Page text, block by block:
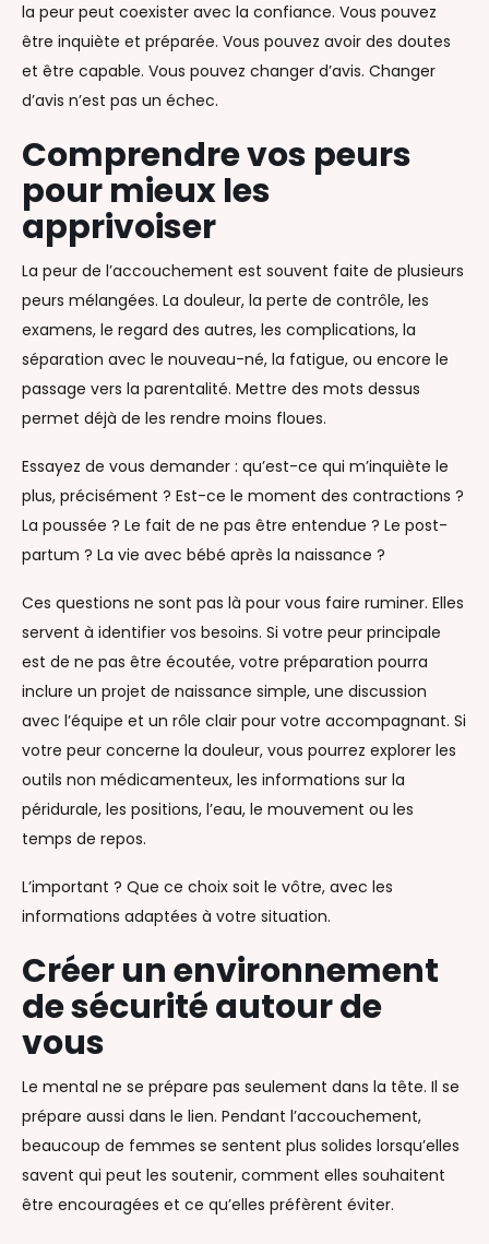
la peur peut coexister avec la confiance. Vous pouvez
être inquiète et préparée. Vous pouvez avoir des doutes
et être capable. Vous pouvez changer d’avis. Changer
d’avis n’est pas un échec.
Comprendre vos peurs
pour mieux les
apprivoiser
La peur de l’accouchement est souvent faite de plusieurs
peurs mélangées. La douleur, la perte de contrôle, les
examens, le regard des autres, les complications, la
séparation avec le nouveau-né, la fatigue, ou encore le
passage vers la parentalité. Mettre des mots dessus
permet déjà de les rendre moins floues.
Essayez de vous demander : qu’est-ce qui m’inquiète le
plus, précisément ? Est-ce le moment des contractions ?
La poussée ? Le fait de ne pas être entendue ? Le post-
partum ? La vie avec bébé après la naissance ?
Ces questions ne sont pas là pour vous faire ruminer. Elles
servent à identifier vos besoins. Si votre peur principale
est de ne pas être écoutée, votre préparation pourra
inclure un projet de naissance simple, une discussion
avec l’équipe et un rôle clair pour votre accompagnant. Si
votre peur concerne la douleur, vous pourrez explorer les
outils non médicamenteux, les informations sur la
péridurale, les positions, l’eau, le mouvement ou les
temps de repos.
L’important ? Que ce choix soit le vôtre, avec les
informations adaptées à votre situation.
Créer un environnement
de sécurité autour de
vous
Le mental ne se prépare pas seulement dans la tête. Il se
prépare aussi dans le lien. Pendant l’accouchement,
beaucoup de femmes se sentent plus solides lorsqu’elles
savent qui peut les soutenir, comment elles souhaitent
être encouragées et ce qu’elles préfèrent éviter.